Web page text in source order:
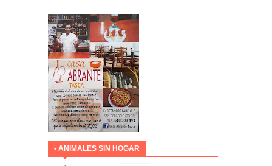
• ANIMALES SIN HOGAR